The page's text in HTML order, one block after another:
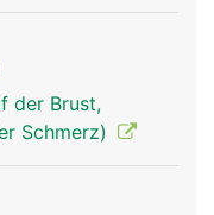
der Brust,
Schmerz)